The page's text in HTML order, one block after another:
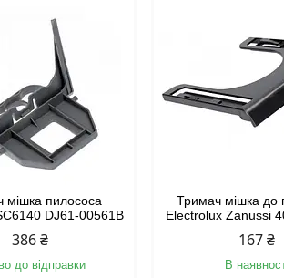
мішка пилососа
DJ61-00561B
386 ₴
до відправки
Тримач мішка до
Electrolux Zanussi
167 ₴
В